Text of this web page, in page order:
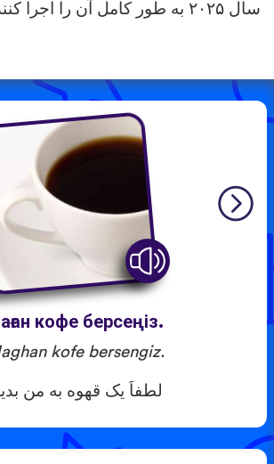
به طور کامل آن را اجرا کنند.
Маған кофе берсеңіз.
Maghan kofe bersengiz.
لطفاَ یک قهوه به من بدید.